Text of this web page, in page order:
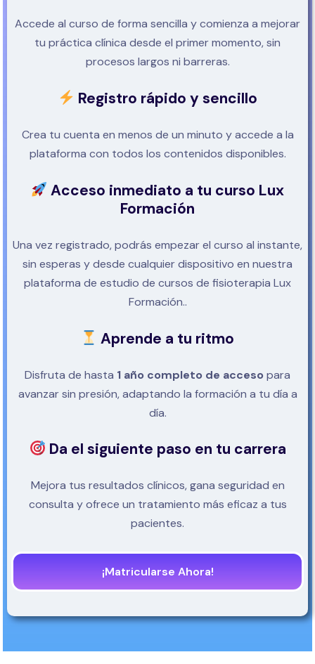
Accede al curso de forma sencilla y comienza a mejorar
tu práctica clínica desde el primer momento, sin
procesos largos ni barreras.
Registro rápido y sencillo
Crea tu cuenta en menos de un minuto y accede a la
plataforma con todos los contenidos disponibles.
Acceso inmediato a tu curso Lux
Formación
Una vez registrado, podrás empezar el curso al instante,
sin esperas y desde cualquier dispositivo en nuestra
plataforma de estudio de cursos de fisioterapia Lux
Formación..
Aprende a tu ritmo
Disfruta de hasta 1 año completo de acceso para
avanzar sin presión, adaptando la formación a tu día a
día.
Da el siguiente paso en tu carrera
Mejora tus resultados clínicos, gana seguridad en
consulta y ofrece un tratamiento más eficaz a tus
pacientes.
¡Matricularse Ahora!